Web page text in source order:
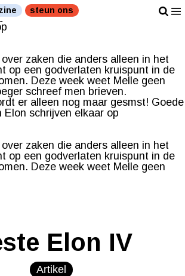
brieven. Tegenwoordig wordt er
Goede vrienden Melle en Elon
zaken die anders alleen in het
op een godverlaten kruispunt in de
Deze week weet Melle geen
schreef men brieven.
er alleen nog maar gesmst! Goede
Elon schrijven elkaar op
zaken die anders alleen in het
op een godverlaten kruispunt in de
Deze week weet Melle geen
steun ons
Elon IV
Artikel